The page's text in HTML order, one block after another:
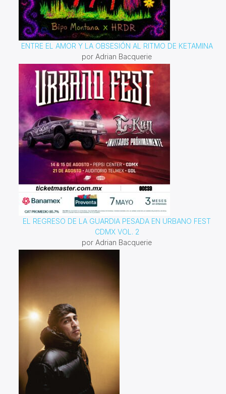
ENTRE EL AMOR Y LA OBSESIÓN AL RITMO DE KETAMINA
por Adrian Bacquerie
EL REGRESO DE LA GUARDIA PESADA EN URBANO FEST
CDMX VOL. 2
por Adrian Bacquerie